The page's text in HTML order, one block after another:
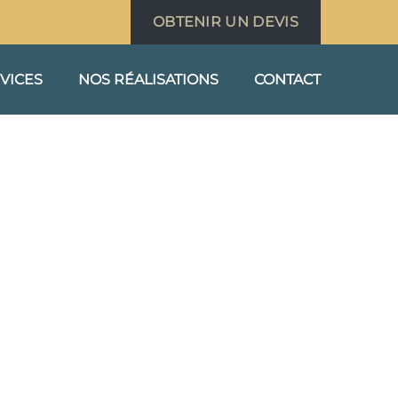
OBTENIR UN DEVIS
NOS RÉALISATIONS CONTACT